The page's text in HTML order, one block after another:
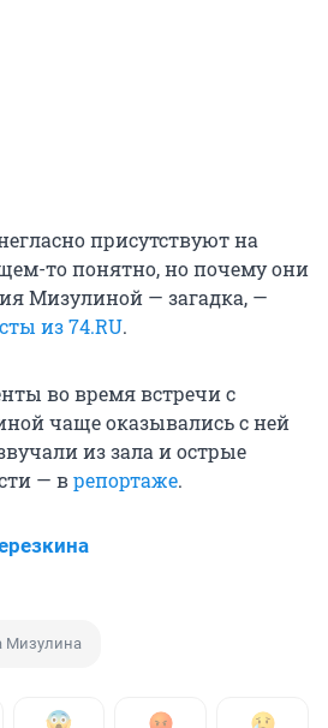
присутствуют на
то понятно, но почему они
Мизулиной — загадка, —
из 74.RU.
во время встречи с
чаще оказывались с ней
из зала и острые
— врепортаже.
Мизулина